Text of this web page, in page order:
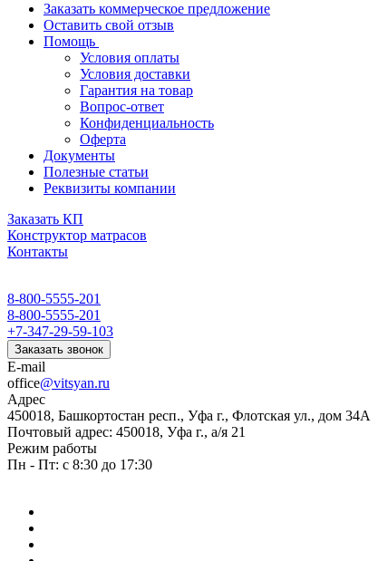
Заказать коммерческое предложение
Оставить свой отзыв
Помощь
Условия оплаты
Условия доставки
Гарантия на товар
Вопрос-ответ
Конфиденциальность
Оферта
Документы
Полезные статьи
Реквизиты компании
Заказать КП
Конструктор матрасов
Контакты
8-800-5555-201
8-800-5555-201
+7-347-29-59-103
Заказать звонок
E-mail
office@vitsyan.ru
Адрес
450018, Башкортостан респ., Уфа г., Флотская ул., дом 34А
Почтовый адрес: 450018, Уфа г., а/я 21
Режим работы
Пн - Пт: с 8:30 до 17:30